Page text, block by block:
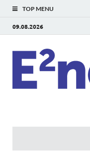
TOP MENU
09.08.2026